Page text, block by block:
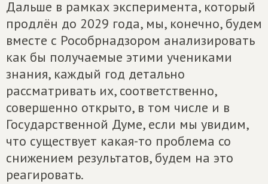
Дальше в рамках эксперимента, который
продлён до 2029 года, мы, конечно, будем
вместе с Рособрнадзором анализировать
как бы получаемые этими учениками
знания, каждый год детально
рассматривать их, соответственно,
совершенно открыто, в том числе и в
Государственной Думе, если мы увидим,
что существует какая-то проблема со
снижением результатов, будем на это
реагировать.